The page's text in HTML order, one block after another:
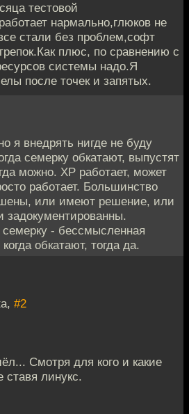
тестовой
нармально,глюков не
стали без проблем,софт
плюс, по сравнению с
системы надо.Я
после точек и запятых.
я внедрять нигде не буду
семерку обкатают, выпустят
можно. ХР работает, может
работает. Большинство
или имеют решение, или
задокументированны.
- бессмысленная
обкатают, тогда да.
#2
Смотря для кого и какие
ставя линукс.